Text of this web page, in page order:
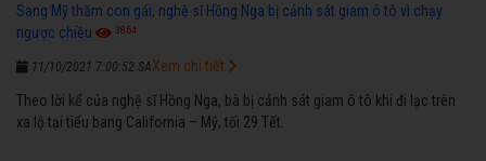
Sang Mỹ thăm con gái, nghệ sĩ Hồng Nga bị cảnh sát giam ô tô vì chạy
ngược chiều
3864
11/10/2021 7:00:52 SA
Theo lời kể của nghệ sĩ Hồng Nga, bà bị cảnh sát giam ô tô khi đi lạc trên
xa lộ tại tiểu bang California – Mỹ, tối 29 Tết.
Xem chi tiết